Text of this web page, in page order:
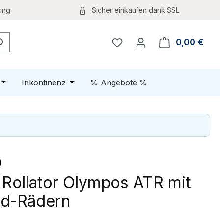
Sicher einkaufen dank SSL
0,00 €
Öffne oder Schließe das Dropdown der Kategorie Schuhe
Inkontinenz Öffne oder Schließe das Dropdown der
% Angebote %
Olympos ATR mit
Rädern